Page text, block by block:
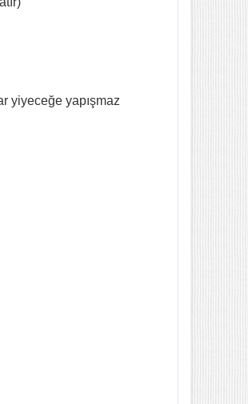
yiyeceğe yapışmaz